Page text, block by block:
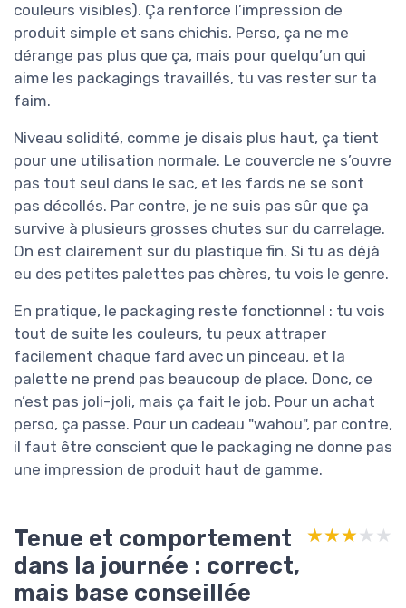
couleurs visibles). Ça renforce l’impression de
produit simple et sans chichis. Perso, ça ne me
dérange pas plus que ça, mais pour quelqu’un qui
aime les packagings travaillés, tu vas rester sur ta
faim.
Niveau solidité, comme je disais plus haut, ça tient
pour une utilisation normale. Le couvercle ne s’ouvre
pas tout seul dans le sac, et les fards ne se sont
pas décollés. Par contre, je ne suis pas sûr que ça
survive à plusieurs grosses chutes sur du carrelage.
On est clairement sur du plastique fin. Si tu as déjà
eu des petites palettes pas chères, tu vois le genre.
En pratique, le packaging reste fonctionnel : tu vois
tout de suite les couleurs, tu peux attraper
facilement chaque fard avec un pinceau, et la
palette ne prend pas beaucoup de place. Donc, ce
n’est pas joli-joli, mais ça fait le job. Pour un achat
perso, ça passe. Pour un cadeau "wahou", par contre,
il faut être conscient que le packaging ne donne pas
une impression de produit haut de gamme.
Tenue et comportement
dans la journée : correct,
mais base conseillée
★★★★★
★★★★★